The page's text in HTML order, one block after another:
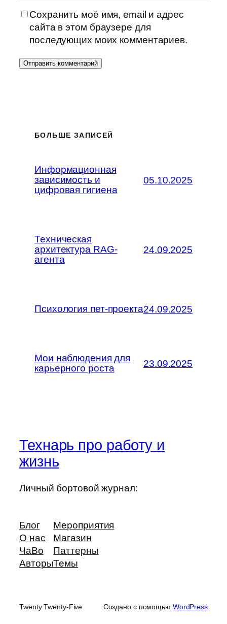
Сохранить моё имя, email и адрес
сайта в этом браузере для
последующих моих комментариев.
БОЛЬШЕ ЗАПИСЕЙ
Информационная
зависимость и
цифровая гигиена
05.10.2025
Техническая
архитектура RAG-
агента
24.09.2025
Психология пет-проекта24.09.2025
Мои наблюдения для
карьерного роста
23.09.2025
Технарь про работу и
жизнь
Личный бортовой журнал:
Блог
О нас
ЧаВо
Авторы
Мероприятия
Магазин
Паттерны
Темы
Twenty Twenty-Five Создано с помощью WordPress